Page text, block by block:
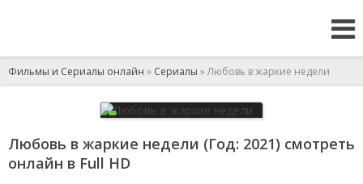
Фильмы и Сериалы онлайн » Сериалы » Любовь в жаркие недели
Любовь в жаркие недели (Год: 2021) смотреть
онлайн в Full HD